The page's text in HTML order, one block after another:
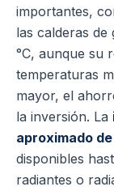
importantes,
las calderas de
°C, aunque su
temperaturas
mayor, el
la inversión. La
aproximado
disponibles
radiantes o